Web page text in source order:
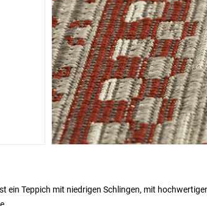
ein Teppich mit niedrigen Schlingen, mit